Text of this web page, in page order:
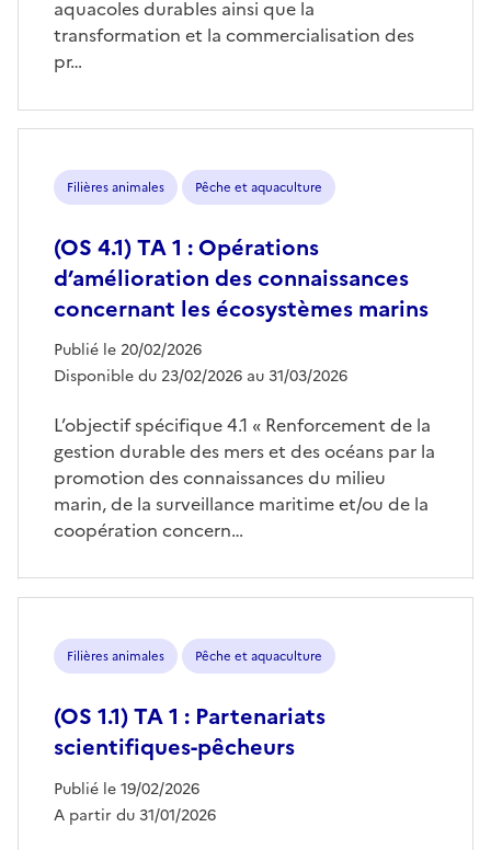
aquacoles durables ainsi que la
transformation et la commercialisation des
pr…
Filières animales Pêche et aquaculture
(OS 4.1) TA 1 : Opérations
d’amélioration des connaissances
concernant les écosystèmes marins
Publié le 20/02/2026
Disponible du 23/02/2026 au 31/03/2026
L’objectif spécifique 4.1 « Renforcement de la
gestion durable des mers et des océans par la
promotion des connaissances du milieu
marin, de la surveillance maritime et/ou de la
coopération concern…
Filières animales Pêche et aquaculture
(OS 1.1) TA 1 : Partenariats
scientifiques-pêcheurs
Publié le 19/02/2026
A partir du 31/01/2026